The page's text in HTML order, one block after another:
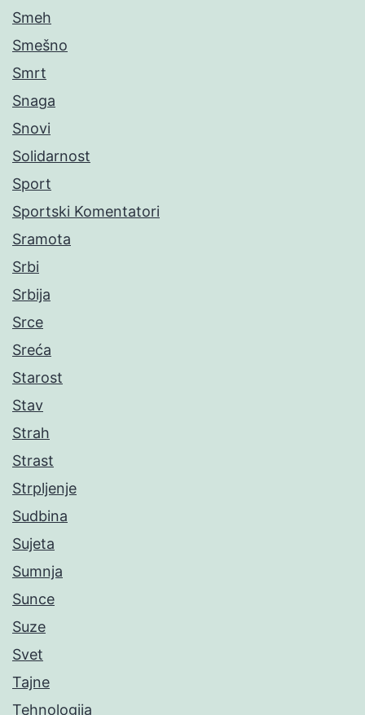
Smeh
Smešno
Smrt
Snaga
Snovi
Solidarnost
Sport
Sportski Komentatori
Sramota
Srbi
Srbija
Srce
Sreća
Starost
Stav
Strah
Strast
Strpljenje
Sudbina
Sujeta
Sumnja
Sunce
Suze
Svet
Tajne
Tehnologija